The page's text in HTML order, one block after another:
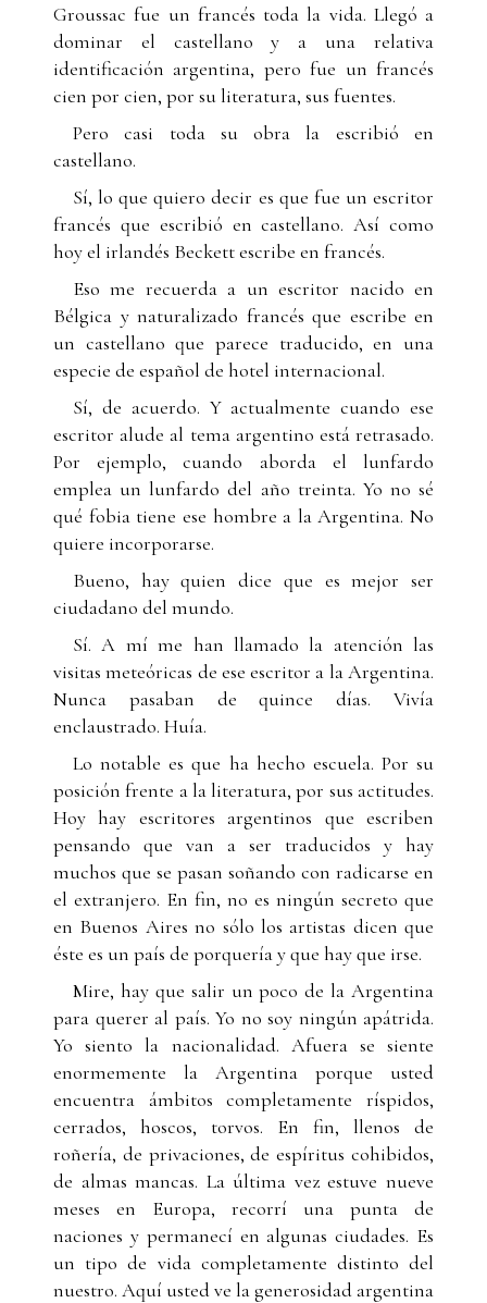
Groussac fue un francés toda la vida. Llegó a
dominar el castellano y a una relativa
identificación argentina, pero fue un francés
cien por cien, por su literatura, sus fuentes.
Pero casi toda su obra la escribió en
castellano.
Sí, lo que quiero decir es que fue un escritor
francés que escribió en castellano. Así como
hoy el irlandés Beckett escribe en francés.
Eso me recuerda a un escritor nacido en
Bélgica y naturalizado francés que escribe en
un castellano que parece traducido, en una
especie de español de hotel internacional.
Sí, de acuerdo. Y actualmente cuando ese
escritor alude al tema argentino está retrasado.
Por ejemplo, cuando aborda el lunfardo
emplea un lunfardo del año treinta. Yo no sé
qué fobia tiene ese hombre a la Argentina. No
quiere incorporarse.
Bueno, hay quien dice que es mejor ser
ciudadano del mundo.
Sí. A mí me han llamado la atención las
visitas meteóricas de ese escritor a la Argentina.
Nunca pasaban de quince días. Vivía
enclaustrado. Huía.
Lo notable es que ha hecho escuela. Por su
posición frente a la literatura, por sus actitudes.
Hoy hay escritores argentinos que escriben
pensando que van a ser traducidos y hay
muchos que se pasan soñando con radicarse en
el extranjero. En fin, no es ningún secreto que
en Buenos Aires no sólo los artistas dicen que
éste es un país de porquería y que hay que irse.
Mire, hay que salir un poco de la Argentina
para querer al país. Yo no soy ningún apátrida.
Yo siento la nacionalidad. Afuera se siente
enormemente la Argentina porque usted
encuentra ámbitos completamente ríspidos,
cerrados, hoscos, torvos. En fin, llenos de
roñería, de privaciones, de espíritus cohibidos,
de almas mancas. La última vez estuve nueve
meses en Europa, recorrí una punta de
naciones y permanecí en algunas ciudades. Es
un tipo de vida completamente distinto del
nuestro. Aquí usted ve la generosidad argentina